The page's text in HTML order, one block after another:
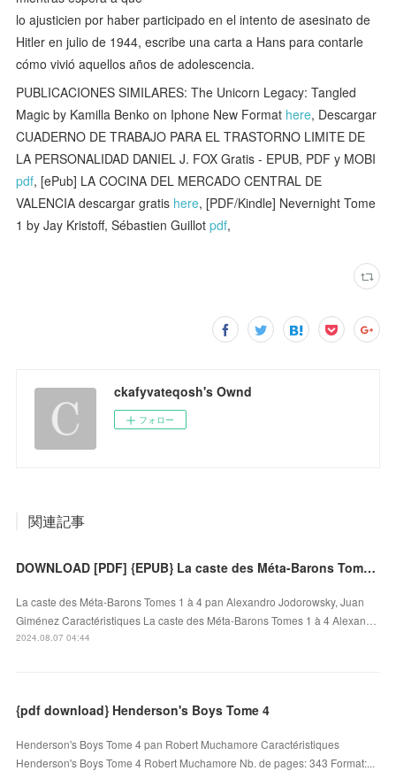
lo ajusticien por haber participado en el intento de asesinato de
Hitler en julio de 1944, escribe una carta a Hans para contarle
cómo vivió aquellos años de adolescencia.
PUBLICACIONES SIMILARES: The Unicorn Legacy: Tangled
Magic by Kamilla Benko on Iphone New Format here, Descargar
CUADERNO DE TRABAJO PARA EL TRASTORNO LIMITE DE
LA PERSONALIDAD DANIEL J. FOX Gratis - EPUB, PDF y MOBI
pdf, [ePub] LA COCINA DEL MERCADO CENTRAL DE
VALENCIA descargar gratis here, [PDF/Kindle] Nevernight Tome
1 by Jay Kristoff, Sébastien Guillotpdf,
ckafyvateqosh's Ownd
フォロー
関連記事
DOWNLOAD [PDF] {EPUB} La caste des Méta-Barons Tomes 1 à 4
La caste des Méta-Barons Tomes 1 à 4 pan Alexandro Jodorowsky, Juan
Giménez Caractéristiques La caste des Méta-Barons Tomes 1 à 4 Alexan…
2024.08.07 04:44
{pdf download} Henderson's Boys Tome 4
Henderson's Boys Tome 4 pan Robert Muchamore Caractéristiques
Henderson's Boys Tome 4 Robert Muchamore Nb. de pages: 343 Format:...